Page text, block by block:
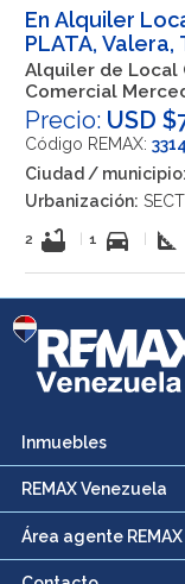
En Alquiler
PLATA, Valera,
Alquiler de Local Comercial.
Comercial
Precio: USD
Código REMAX:
Ciudad / municipio:
Urbanización:
2 bathtub 1 directions_car square_foot
Inmuebles
REMAX Venezuela
Área agente REMAX